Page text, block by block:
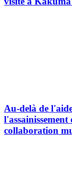
Au-delà de
collaboration